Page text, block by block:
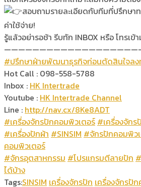
สอบถามรายละเอียดกับทีมที่ปรึกษา
ค่าใช้จ่าย!
รู้แล้วอย่ารอช้า รีบทัก INBOX หรือ โทรเข้า
#ปรึกษาฝ่ายพัฒนาธุรกิจก่อนตัดสินใจล
Hot Call : 098-558-5788
Inbox : HK Intertrade
Youtube : HK Intertrade Channel
Line : http://nav.cx/8Ke8ADT
#เครื่องจักรปักคอมพิวเตอร์ #เครื่องจักร
#เครื่องปักผ้า #SINSIM #จักรปักคอมพิว
คอมพิวเตอร์
#จักรอุตสาหกรรม #โปรแกรมตีลายปัก
ได้บ้าง
Tags:SINSIM เครื่องจักรปัก เครื่องจักรปั